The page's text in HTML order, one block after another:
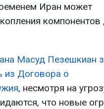
Иран может
компонентов
Масуд Пезешкиан
из Договора о
, несмотря на
что новые